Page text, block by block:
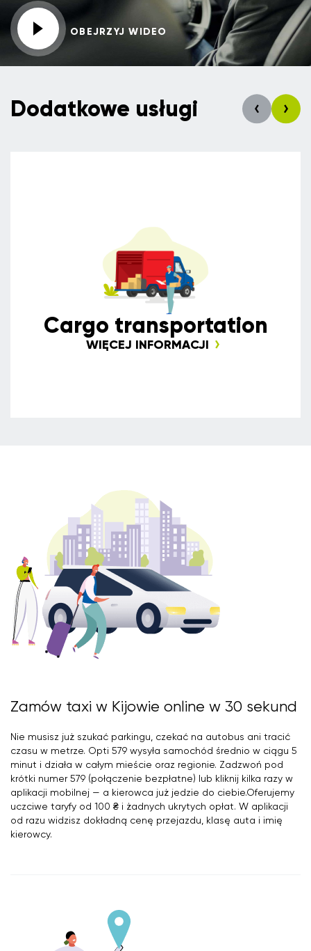
OBEJRZYJ WIDEO
Dodatkowe usługi
Сargo transportation
WIĘCEJ INFORMACJI
Zamów taxi w Kijowie online w 30 sekund
Nie musisz już szukać parkingu, czekać na autobus ani tracić
czasu w metrze. Opti 579 wysyła samochód średnio w ciągu 5
minut i działa w całym mieście oraz regionie. Zadzwoń pod
krótki numer 579 (połączenie bezpłatne) lub kliknij kilka razy w
aplikacji mobilnej — a kierowca już jedzie do ciebie.Oferujemy
uczciwe taryfy od 100 ₴ i żadnych ukrytych opłat. W aplikacji
od razu widzisz dokładną cenę przejazdu, klasę auta i imię
kierowcy.